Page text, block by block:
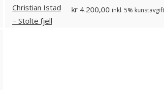
kr4.200,00 inkl. 5% kunstavgift